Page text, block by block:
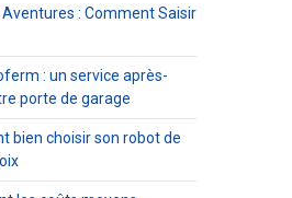
: Comment Saisir
: un service après-
porte de garage
bien choisir son robot de